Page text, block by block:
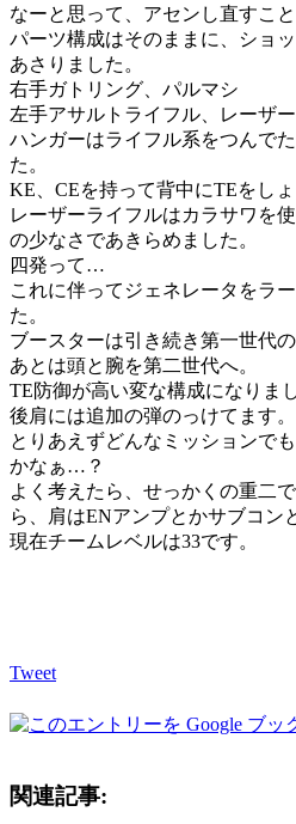
なーと思って、アセンし直すこと
パーツ構成はそのままに、ショ
あさりました。
右手ガトリング、パルマシ
左手アサルトライフル、レーザ
ハンガーはライフル系をつんで
た。
KE、CEを持って背中にTEをしょ
レーザーライフルはカラサワを
の少なさであきらめました。
四発って…
これに伴ってジェネレータをラ
た。
ブースターは引き続き第一世代の
あとは頭と腕を第二世代へ。
TE防御が高い変な構成になりま
後肩には追加の弾のっけてます。
とりあえずどんなミッションで
かなぁ…？
よく考えたら、せっかくの重二
ら、肩はENアンプとかサブコン
現在チームレベルは33です。
Tweet
関連記事: